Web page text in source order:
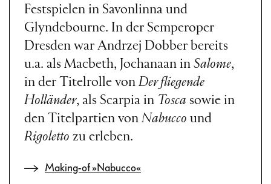
Festspielen in Savonlinna und
Glyndebourne. In der Semperoper
Dresden war Andrzej Dobber bereits
u.a. als Macbeth, Jochanaan in Salome,
in der Titelrolle von Der fliegende
Holländer, als Scarpia in Tosca sowie in
den Titelpartien von Nabucco und
Rigoletto zu erleben.
Making-of »Nabucco«